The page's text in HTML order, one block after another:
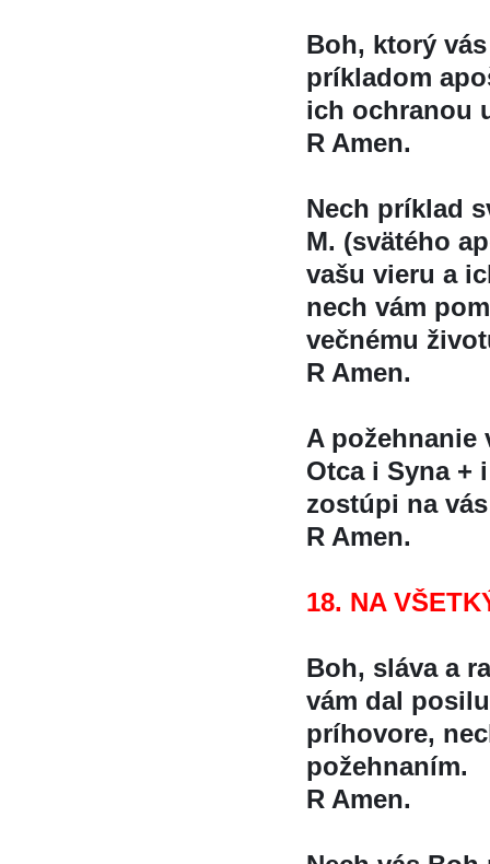
Boh, ktorý
príkladom
ich ochranou
R Amen.
Nech príklad
M. (svätého
vašu vieru a
nech vám
večnému
R Amen.
A požehnanie
Otca i Syna +
zostúpi na
R Amen.
18. NA
Boh, sláva a
vám dal
príhovore,
požehnaním.
R Amen.